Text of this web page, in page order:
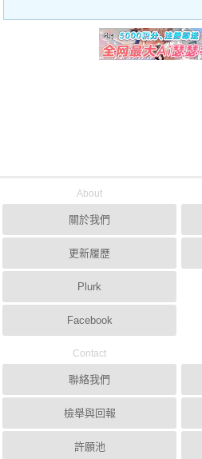
About
關於我們
更新履歷
Plurk
Facebook
Contact
聯絡我們
檢舉與回報
許願池